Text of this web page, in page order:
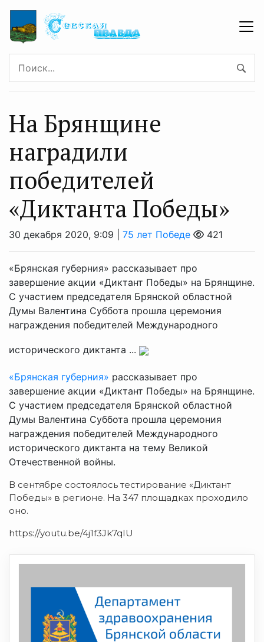
На Брянщине
наградили
победителей
«Диктанта Победы»
30 декабря 2020, 9:09 | 75 лет Победе 421
«Брянская губерния» рассказывает про
завершение акции «Диктант Победы» на Брянщине.
С участием председателя Брянской областной
Думы Валентина Суббота прошла церемония
награждения победителей Международного
исторического диктанта ...
«Брянская губерния» рассказывает про
завершение акции «Диктант Победы» на Брянщине.
С участием председателя Брянской областной
Думы Валентина Суббота прошла церемония
награждения победителей Международного
исторического диктанта на тему Великой
Отечественной войны.
В сентябре состоялось тестирование «Диктант
Победы» в регионе. На 347 площадках проходило
оно.
https://youtu.be/4j1f3Jk7qIU